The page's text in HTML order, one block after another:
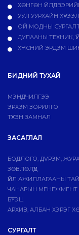
ХӨНГӨН
УУЛ УУРХАЙН
ОЙ МОДНЫ
ДУЛААНЫ ТЕХНИК,
ХҮНСНИЙ ЭРДЭМ
БИДНИЙ ТУХАЙ
МЭНДЧИЛГЭЭ
ЭРХЭМ ЗОРИЛГО
ТҮҮХЭН ЗАМНАЛ
ЗАСАГЛАЛ
БОДЛОГО, ДVРЭМ,
ЗӨВЛӨЛҮҮД
ҮЙЛ АЖИЛЛАГААНЫ
ЧАНАРЫН МЕНЕЖМЕНТ
БҮТЭЦ
АРХИВ, АЛБАН ХЭРЭГ
СУРГАЛТ